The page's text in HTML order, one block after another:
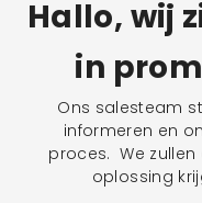
Hallo, wij
in
Ons salesteam
informeren en
proces. We
oplossing